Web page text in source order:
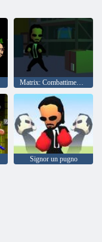
Matrix: Combattimenti Ragdoll
Signor un pugno